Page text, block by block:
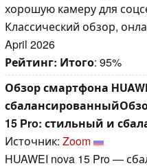
хорошую камеру для
Классический обзор,
April 2026
Рейтинг: Итого: 95%
Обзор смартфона
15 Pro: стильный и
Источник: Zoom
HUAWEI nova 15 Pro —